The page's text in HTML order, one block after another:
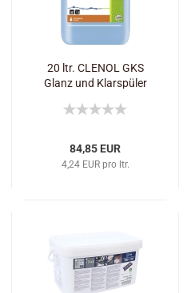
20 ltr. CLENOL GKS
Glanz und Klarspüler
84,85 EUR
4,24 EUR pro ltr.